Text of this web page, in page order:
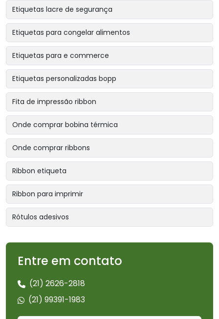
Etiquetas lacre de segurança
Etiquetas para congelar alimentos
Etiquetas para e commerce
Etiquetas personalizadas bopp
Fita de impressão ribbon
Onde comprar bobina térmica
Onde comprar ribbons
Ribbon etiqueta
Ribbon para imprimir
Rótulos adesivos
Entre em contato
(21) 2626-2818
(21) 99391-1983